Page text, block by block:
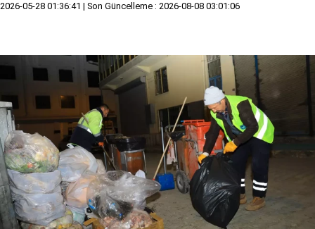
2026-05-28 01:36:41 | Son Güncelleme : 2026-08-08 03:01:06